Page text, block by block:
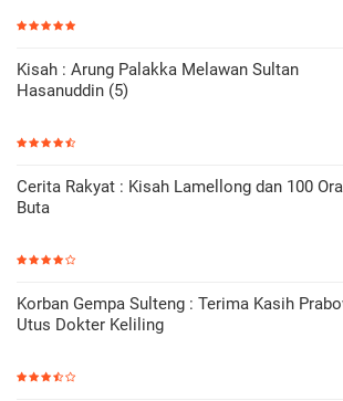
Kisah : Arung Palakka Melawan Sultan
Hasanuddin (5)
Cerita Rakyat : Kisah Lamellong dan 100
Buta
Korban Gempa Sulteng : Terima Kasih
Utus Dokter Keliling